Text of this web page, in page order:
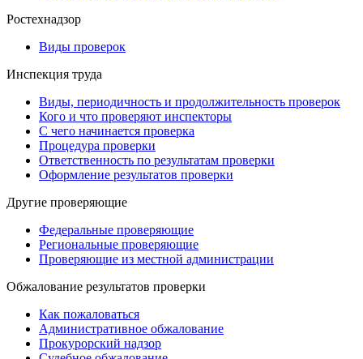
Ростехнадзор
Виды проверок
Инспекция труда
Виды, периодичность и продолжительность проверок
Кого и что проверяют инспекторы
С чего начинается проверка
Процедура проверки
Ответственность по результатам проверки
Оформление результатов проверки
Другие проверяющие
Федеральные проверяющие
Региональные проверяющие
Проверяющие из местной администрации
Обжалование результатов проверки
Как пожаловаться
Административное обжалование
Прокурорский надзор